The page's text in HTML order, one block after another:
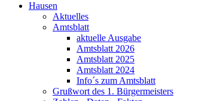
Hausen
Aktuelles
Amtsblatt
aktuelle Ausgabe
Amtsblatt 2026
Amtsblatt 2025
Amtsblatt 2024
Info´s zum Amtsblatt
Grußwort des 1. Bürgermeisters